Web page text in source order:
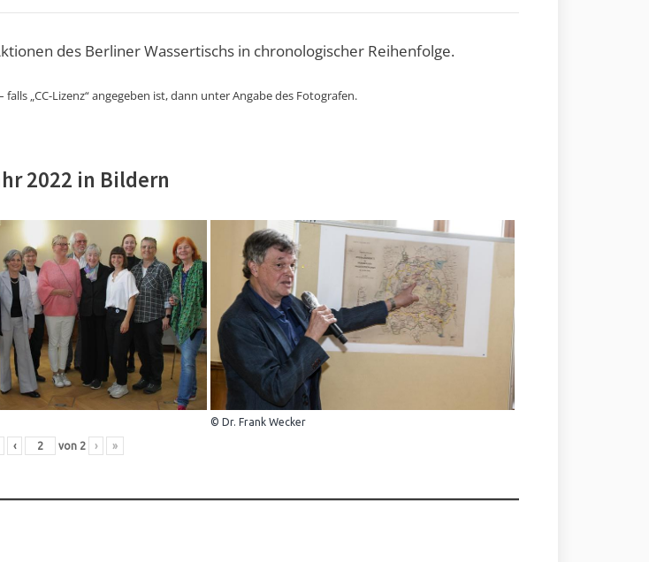
des Berliner Wassertischs in chronologischer Reihenfolge.
„CC-Lizenz“ angegeben ist, dann unter Angabe des Fotografen.
2022 in Bildern
© Dr. Frank Wecker
‹ von 2 › »